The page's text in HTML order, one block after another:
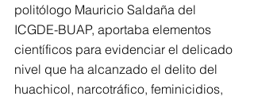
politólogo Mauricio Saldaña del
ICGDE-BUAP, aportaba elementos
científicos para evidenciar el delicado
nivel que ha alcanzado el delito del
huachicol, narcotráfico, feminicidios,